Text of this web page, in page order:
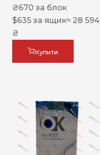
₴670 за блок
$635 за ящик≈ 28 594
₴
Купити